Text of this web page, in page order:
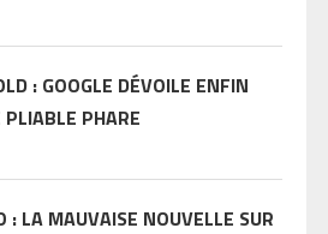
: GOOGLE DÉVOILE ENFIN
PHARE
: LA MAUVAISE NOUVELLE SUR